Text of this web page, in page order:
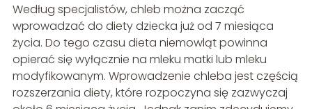
Według specjalistów, chleb można zacząć
wprowadzać do diety dziecka już od 7 miesiąca
życia. Do tego czasu dieta niemowląt powinna
opierać się wyłącznie na mleku matki lub mleku
modyfikowanym. Wprowadzenie chleba jest częścią
rozszerzania diety, które rozpoczyna się zazwyczaj